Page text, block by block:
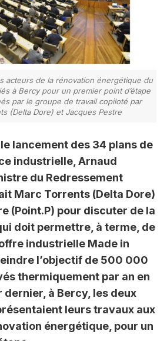
acteurs de la rénovation énergétique du
à Bercy pour un premier point d’étape
par le groupe de travail copiloté par
(Delta Dore) et Jacques Pestre
lancement des 34 plans de
industrielle, Arnaud
du Redressement
Marc Torrents (Delta Dore)
(Point.P) pour discuter de la
doit permettre, à terme, de
industrielle Made in
l’objectif de 500 000
thermiquement par an en
dernier, à Bercy, les deux
leurs travaux aux
énergétique, pour un